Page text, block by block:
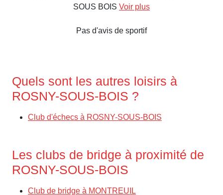
SOUS BOIS Voir plus
Pas d'avis de sportif
Quels sont les autres loisirs à
ROSNY-SOUS-BOIS ?
Club d'échecs à ROSNY-SOUS-BOIS
Les clubs de bridge à proximité de
ROSNY-SOUS-BOIS
Club de bridge à MONTREUIL